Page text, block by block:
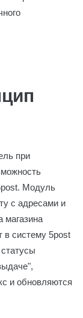
при
Модуль
с адресами и
магазина
в систему 5post
и обновляются